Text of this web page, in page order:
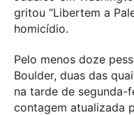
gritou “Libertem a
homicídio.
Pelo menos doze
Boulder, duas das
na tarde de segunda-
contagem atualizada